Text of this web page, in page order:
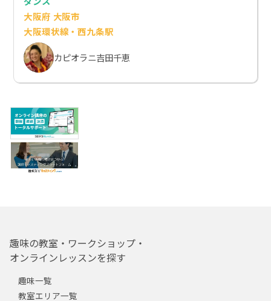
大阪府 大阪市
大阪環状線・西九条駅
カピオラニ吉田千恵
趣味の教室・ワークショップ・
オンラインレッスンを探す
趣味一覧
教室エリア一覧